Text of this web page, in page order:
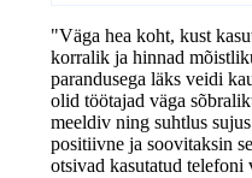
"Väga hea koht, kust
korralik ja hinnad
parandusega läks veidi
olid töötajad väga
meeldiv ning suhtlus
positiivne ja soovitaksin
otsivad kasutatud telefoni